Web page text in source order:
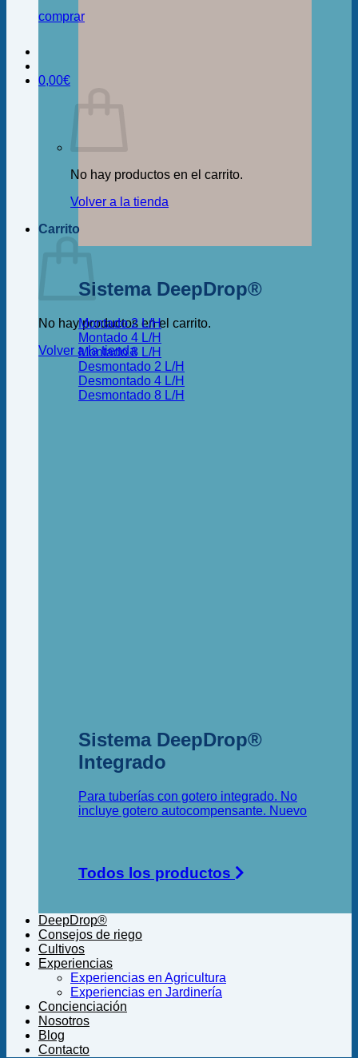
comprar
0,00€
No hay productos en el carrito.
Volver a la tienda
Carrito
No hay productos en el carrito.
Volver a la tienda
Sistema DeepDrop®
Montado 2 L/H
Montado 4 L/H
Montado 8 L/H
Desmontado 2 L/H
Desmontado 4 L/H
Desmontado 8 L/H
Sistema DeepDrop®
Integrado
Para tuberías con gotero integrado. No
incluye gotero autocompensante.
Todos los productos
DeepDrop®
Consejos de riego
Cultivos
Experiencias
Experiencias en Agricultura
Experiencias en Jardinería
Concienciación
Nosotros
Blog
Contacto